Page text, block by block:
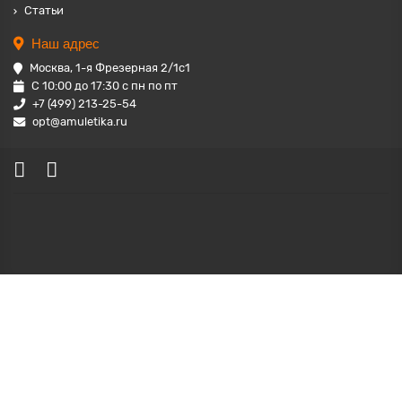
Статьи
Наш адрес
Москва, 1-я Фрезерная 2/1с1
С 10:00 до 17:30 с пн по пт
+7 (499) 213-25-54
opt@amuletika.ru